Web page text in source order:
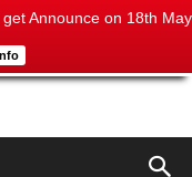
Announce on 18th May